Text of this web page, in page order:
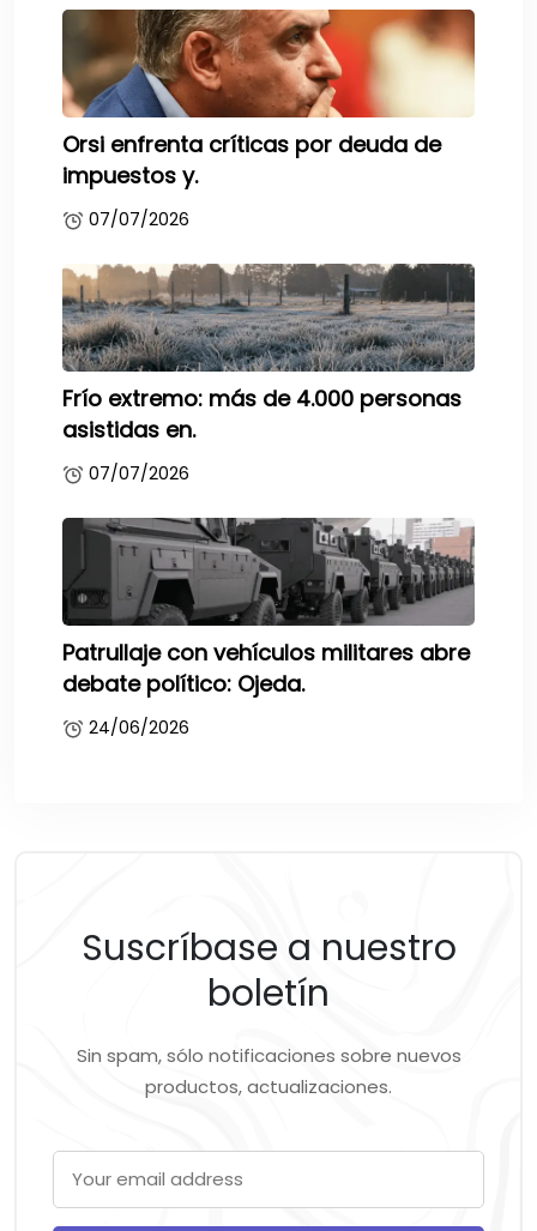
Orsi enfrenta críticas por deuda de
impuestos y.
07/07/2026
Frío extremo: más de 4.000 personas
asistidas en.
07/07/2026
Patrullaje con vehículos militares abre
debate político: Ojeda.
24/06/2026
Suscríbase a nuestro
boletín
Sin spam, sólo notificaciones sobre nuevos
productos, actualizaciones.